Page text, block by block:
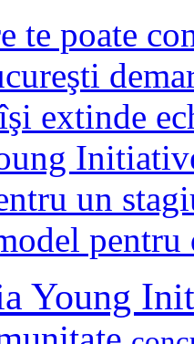
te poate
extinde
un
Young